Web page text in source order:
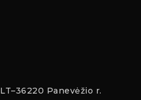
Panevėžio r.